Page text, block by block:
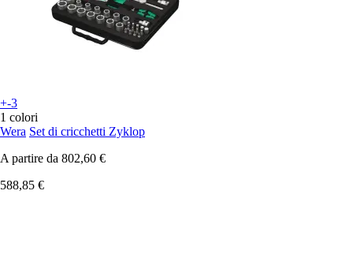
+-3
1 colori
Wera Set di cricchetti Zyklop
A partire da 802,60 €
588,85 €